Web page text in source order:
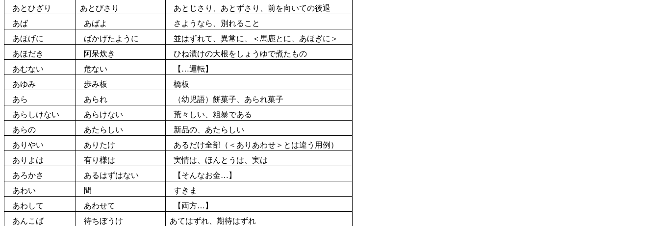
あとひざり あとびさり あとじさり、あとずさり、 前を向いての後退
あば あばよ さようなら、別れること
あほげに ばかげたように 並はずれて、 異常に、＜ 馬鹿とに、あほぎに＞
あほだき 阿呆炊き ひね漬けの大根をしょうゆで煮たもの
あむない 危ない 【…運転】
あゆみ 歩み板 橋板
あら あられ （幼児語） 餅菓子 、あられ菓子
あらしけない あらけない 荒々しい、粗暴である
あらの あたらしい 新品の、あたらしい
ありやい ありたけ あるだけ全部 （＜ありあわせ＞とは違 う 用例 ）
ありよは 有り様は 実情は、ほんとうは、 実は
あろかさ あるはずはない 【そんなお金…】
あわい 間 すきま
あわして あわせて 【両方…】
あんこば 待ちぼうけ あてはずれ、期待はずれ